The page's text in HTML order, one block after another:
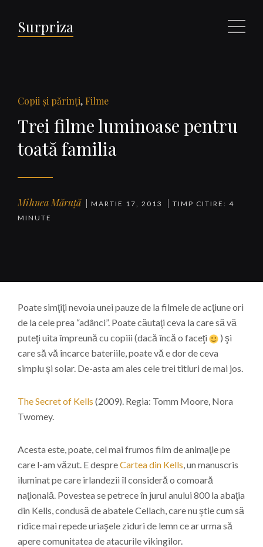
Surpriza Meniu
Copii şi părinţi, Filme
Trei filme luminoase pentru
toată familia
Mihnea Măruță MARTIE 17, 2013
TIMP CITIRE: 4
MINUTE
Poate simţiţi nevoia unei pauze de la filmele de acţiune ori
de la cele prea “adânci”. Poate căutaţi ceva la care să vă
puteţi uita împreună cu copiii (dacă încă o faceţi
) şi
care să vă încarce bateriile, poate vă e dor de ceva
simplu şi solar. De-asta am ales cele trei titluri de mai jos.
The Secret of Kells (2009). Regia: Tomm Moore, Nora
Twomey.
Acesta este, poate, cel mai frumos film de animaţie pe
care l-am văzut. E despreCartea din Kells, un manuscris
iluminat pe care irlandezii îl consideră o comoară
naţională. Povestea se petrece în jurul anului 800 la abaţia
din Kells, condusă de abatele Cellach, care nu ştie cum să
ridice mai repede uriaşele ziduri de lemn ce ar urma să
apere comunitatea de atacurile vikingilor.